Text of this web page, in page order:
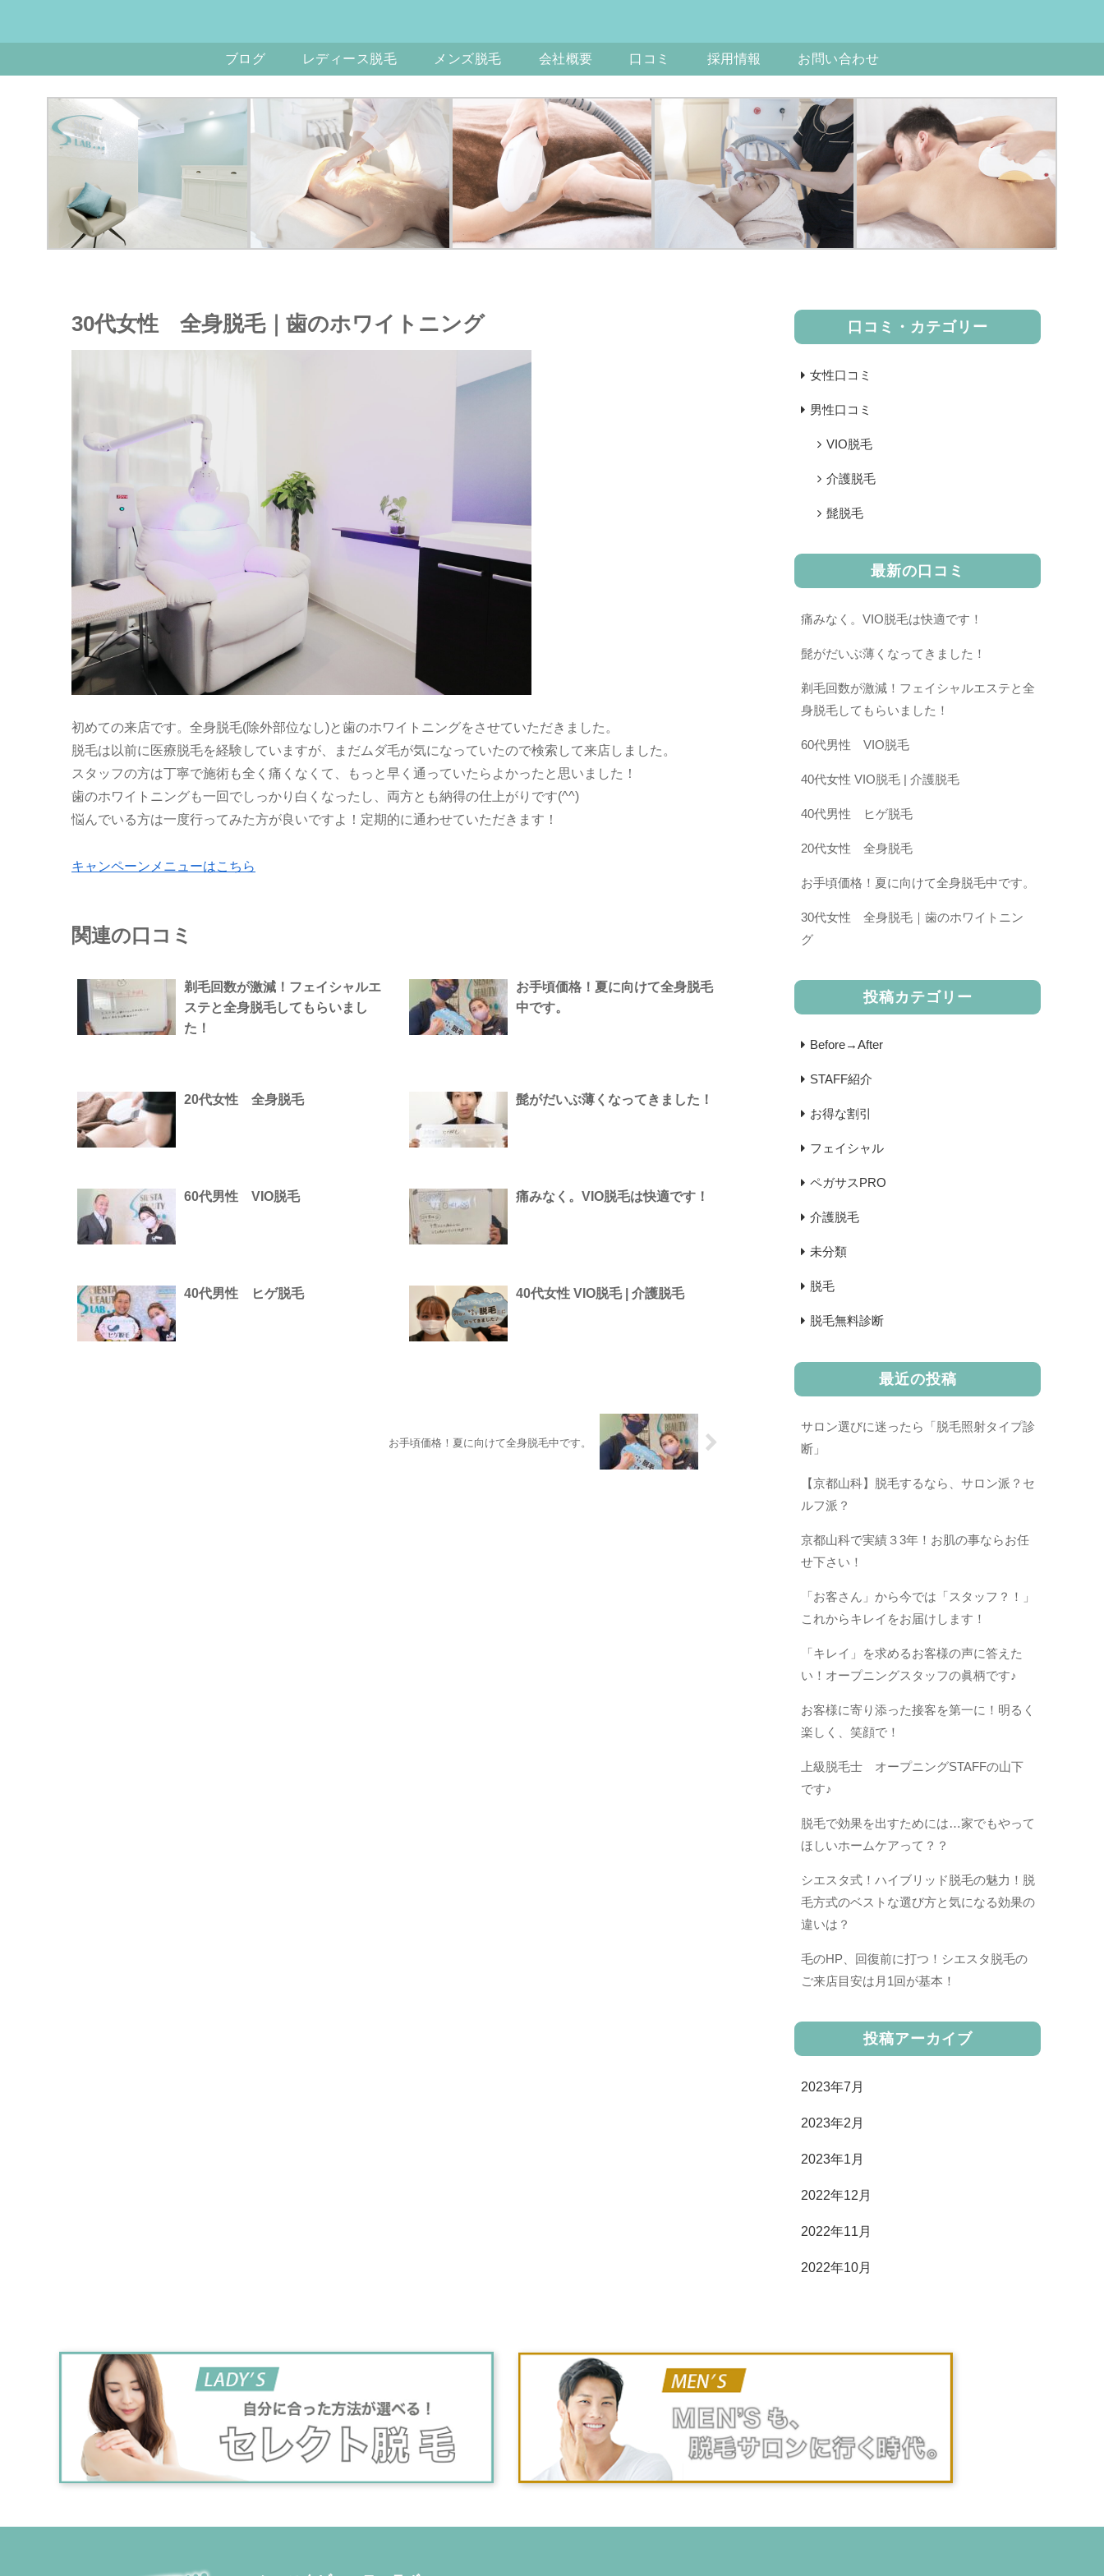
ブログ レディース脱毛 メンズ脱毛 会社概要 口コミ 採用情報 お問い合わせ
30代女性 全身脱毛｜歯のホワイトニング
初めての来店です。全身脱毛(除外部位なし)と歯のホワイトニングをさせていただきました。
脱毛は以前に医療脱毛を経験していますが、まだムダ毛が気になっていたので検索して来店しました。
スタッフの方は丁寧で施術も全く痛くなくて、もっと早く通っていたらよかったと思いました！
歯のホワイトニングも一回でしっかり白くなったし、両方とも納得の仕上がりです(^^)
悩んでいる方は一度行ってみた方が良いですよ！定期的に通わせていただきます！
キャンペーンメニューはこちら
関連の口コミ
剃毛回数が激減！フェイシャルエ
ステと全身脱毛してもらいまし
た！
お手頃価格！夏に向けて全身脱毛
中です。
20代女性 全身脱毛 髭がだいぶ薄くなってきました！
60代男性 VIO脱毛 痛みなく。VIO脱毛は快適です！
40代男性 ヒゲ脱毛 40代女性 VIO脱毛 | 介護脱毛
お手頃価格！夏に向けて全身脱毛中です。
口コミ・カテゴリー
女性口コミ
男性口コミ
VIO脱毛
介護脱毛
髭脱毛
最新の口コミ
痛みなく。VIO脱毛は快適です！
髭がだいぶ薄くなってきました！
剃毛回数が激減！フェイシャルエステと全
身脱毛してもらいました！
60代男性 VIO脱毛
40代女性 VIO脱毛 | 介護脱毛
40代男性 ヒゲ脱毛
20代女性 全身脱毛
お手頃価格！夏に向けて全身脱毛中です。
30代女性 全身脱毛｜歯のホワイトニン
グ
投稿カテゴリー
Before→After
STAFF紹介
お得な割引
フェイシャル
ペガサスPRO
介護脱毛
未分類
脱毛
脱毛無料診断
最近の投稿
サロン選びに迷ったら「脱毛照射タイプ診
断」
【京都山科】脱毛するなら、サロン派？セ
ルフ派？
京都山科で実績３3年！お肌の事ならお任
せ下さい！
「お客さん」から今では「スタッフ？！」
これからキレイをお届けします！
「キレイ」を求めるお客様の声に答えた
い！オープニングスタッフの眞柄です♪
お客様に寄り添った接客を第一に！明るく
楽しく、笑顔で！
上級脱毛士 オープニングSTAFFの山下
です♪
脱毛で効果を出すためには…家でもやって
ほしいホームケアって？？
シエスタ式！ハイブリッド脱毛の魅力！脱
毛方式のベストな選び方と気になる効果の
違いは？
毛のHP、回復前に打つ！シエスタ脱毛の
ご来店目安は月1回が基本！
投稿アーカイブ
2023年7月
2023年2月
2023年1月
2022年12月
2022年11月
2022年10月